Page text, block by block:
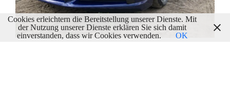
Cookies erleichtern die Bereitstellung unserer Dienste. Mit
der Nutzung unserer Dienste erklären Sie sich damit
einverstanden, dass wir Cookies verwenden.
OK